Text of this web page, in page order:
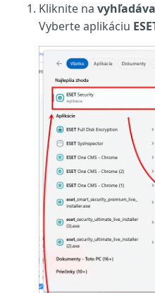
Kliknite na
Vyberte aplikáciu